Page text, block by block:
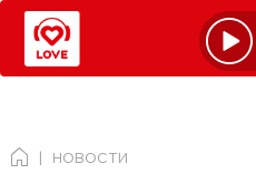
НОВОСТИ